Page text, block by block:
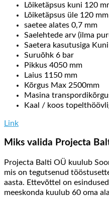
Lõiketäpsus kuni 120
Lõiketäpsus üle 120
saetee alates 0,7 mm
Saelehtede arv (ilma
Saetera kasutusiga
Suruõhk 6 bar
Pikkus 4050 mm
Laius 1150 mm
Kõrgus Max 2500mm
Masina
Kaal / koos
Link
Miks valida Projecta
Projecta Balti OÜ kuulub
mis on tegutsenud
aasta. Ettevõttel on
meeskonda kuulub 60 oma